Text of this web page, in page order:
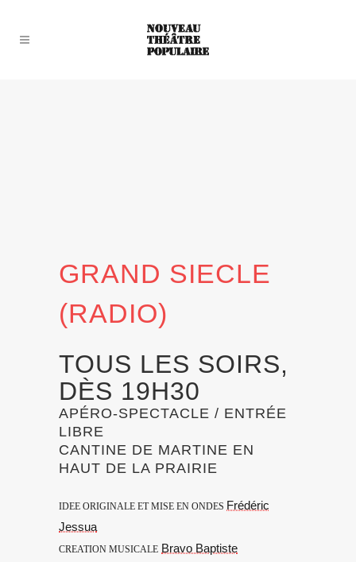
GRAND SIECLE
(RADIO)
TOUS LES SOIRS,
DÈS 19H30
APÉRO-SPECTACLE / ENTRÉE
LIBRE
CANTINE DE MARTINE EN
HAUT DE LA PRAIRIE
IDEE ORIGINALE ET MISE EN ONDES Frédéric
Jessua
CREATION MUSICALE Bravo Baptiste